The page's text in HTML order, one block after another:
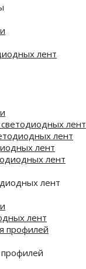
лент
лент
лент
лент
лент
лент
лент
профилей